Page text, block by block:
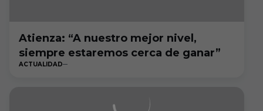
Atienza: “A nuestro mejor nivel,
siempre estaremos cerca de ganar”
ACTUALIDAD